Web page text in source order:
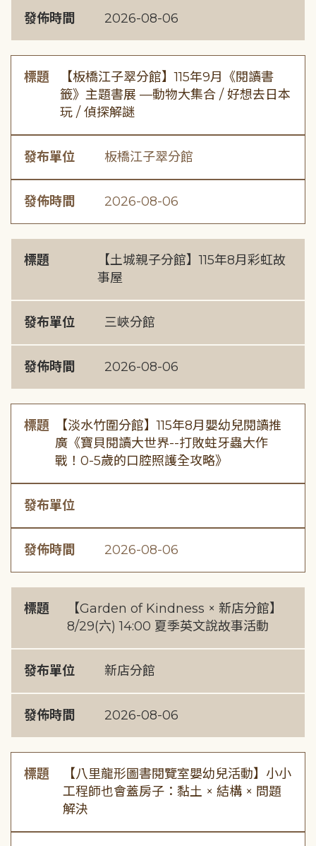
發佈時間 2026-08-06
標題
【板橋江子翠分館】115年9月《閱讀書
籤》主題書展 —動物大集合 / 好想去日本
玩 / 偵探解謎
發布單位 板橋江子翠分館
發佈時間 2026-08-06
標題
【土城親子分館】115年8月彩虹故
事屋
發布單位 三峽分館
發佈時間 2026-08-06
標題
【淡水竹圍分館】115年8月嬰幼兒閱讀推
廣《寶貝閱讀大世界--打敗蛀牙蟲大作
戰！0-5歲的口腔照護全攻略》
發布單位
發佈時間 2026-08-06
標題
【Garden of Kindness × 新店分館】
8/29(六) 14:00 夏季英文說故事活動
發布單位 新店分館
發佈時間 2026-08-06
標題
【八里龍形圖書閱覽室嬰幼兒活動】小小
工程師也會蓋房子：黏土 × 結構 × 問題
解決